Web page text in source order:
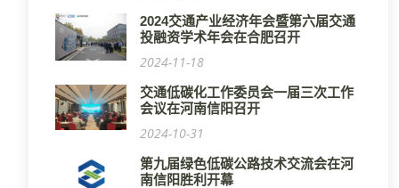
2024交通产业经济年会暨第六届交通
投融资学术年会在合肥召开
2024-11-18
交通低碳化工作委员会一届三次工作
会议在河南信阳召开
2024-10-31
第九届绿色低碳公路技术交流会在河
南信阳胜利开幕